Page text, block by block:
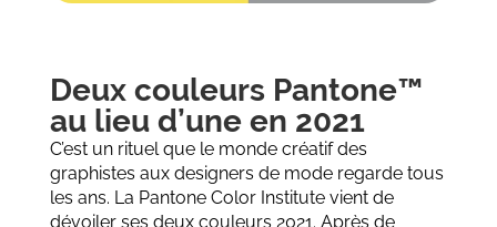
Deux couleurs Pantone™
au lieu d’une en 2021
C’est un rituel que le monde créatif des
graphistes aux designers de mode regarde tous
les ans. La Pantone Color Institute vient de
dévoiler ses deux couleurs 2021. Après de